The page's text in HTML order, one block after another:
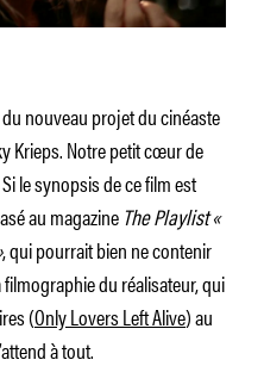
nouveau projet du cinéaste
Krieps. Notre petit cœur de
le synopsis de ce film est
au magazine The Playlist«
, qui pourrait bien ne contenir
du réalisateur, qui
(Only Lovers Left Alive) au
à tout.